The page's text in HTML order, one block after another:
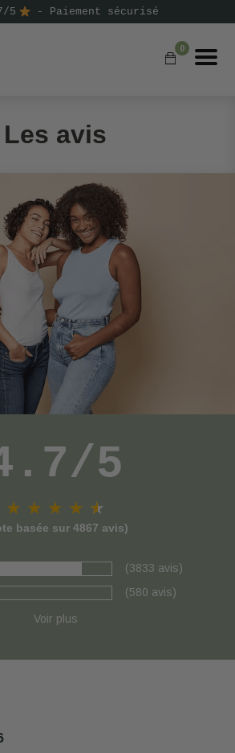
5 - Paiement sécurisé
0
Les avis
5
★ ★ ★ ★ ★
★
basée sur 4867 avis)
(3833 avis)
(580 avis)
Voir plus